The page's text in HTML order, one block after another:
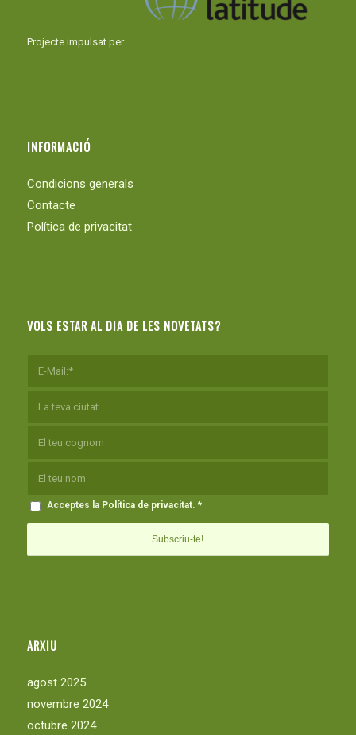
Projecte impulsat per
INFORMACIÓ
Condicions generals
Contacte
Política de privacitat
VOLS ESTAR AL DIA DE LES NOVETATS?
Acceptes la Política de privacitat. *
ARXIU
agost 2025
novembre 2024
octubre 2024